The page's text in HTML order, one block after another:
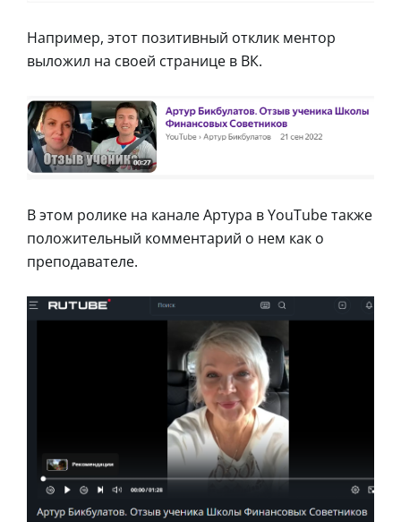
Например, этот позитивный отклик ментор
выложил на своей странице в ВК.
В этом ролике на канале Артура в YouTube также
положительный комментарий о нем как о
преподавателе.